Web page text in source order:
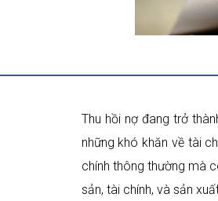
Thu hồi nợ đang trở
những khó khăn về tài
chính thông thường mà
sản, tài chính, và sản